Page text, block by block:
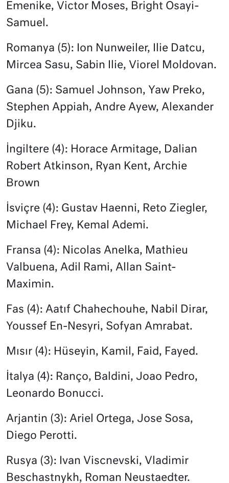
Emenike, Victor Moses, Bright Osayi-
Samuel.
Romanya (5): Ion Nunweiler, Ilie Datcu,
Mircea Sasu, Sabin Ilie, Viorel Moldovan.
Gana (5): Samuel Johnson, Yaw Preko,
Stephen Appiah, Andre Ayew, Alexander
Djiku.
İngiltere (4): Horace Armitage, Dalian
Robert Atkinson, Ryan Kent, Archie
Brown
İsviçre (4): Gustav Haenni, Reto Ziegler,
Michael Frey, Kemal Ademi.
Fransa (4): Nicolas Anelka, Mathieu
Valbuena, Adil Rami, Allan Saint-
Maximin.
Fas (4): Aatıf Chahechouhe, Nabil Dirar,
Youssef En-Nesyri, Sofyan Amrabat.
Mısır (4): Hüseyin, Kamil, Faid, Fayed.
İtalya (4): Ranço, Baldini, Joao Pedro,
Leonardo Bonucci.
Arjantin (3): Ariel Ortega, Jose Sosa,
Diego Perotti.
Rusya (3): Ivan Viscnevski, Vladimir
Beschastnykh, Roman Neustaedter.